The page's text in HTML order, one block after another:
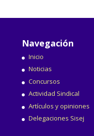
Navegación
Inicio
Noticias
Concursos
Actividad Sindical
Artículos y opiniones
Delegaciones Sisej